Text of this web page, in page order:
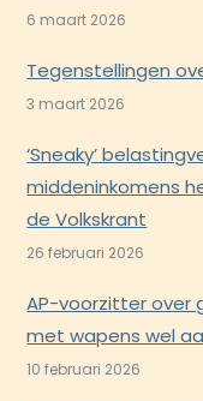
6 maart 2026
Tegenstellingen
3 maart 2026
‘Sneaky’
middeninkomens
de Volkskrant
26 februari 2026
AP-voorzitter over
met wapens wel
10 februari 2026